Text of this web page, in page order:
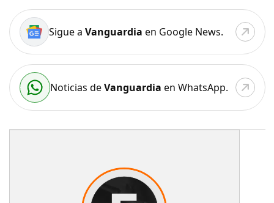
Sigue a Vanguardia en Google News.
Noticias deVanguardia en WhatsApp.